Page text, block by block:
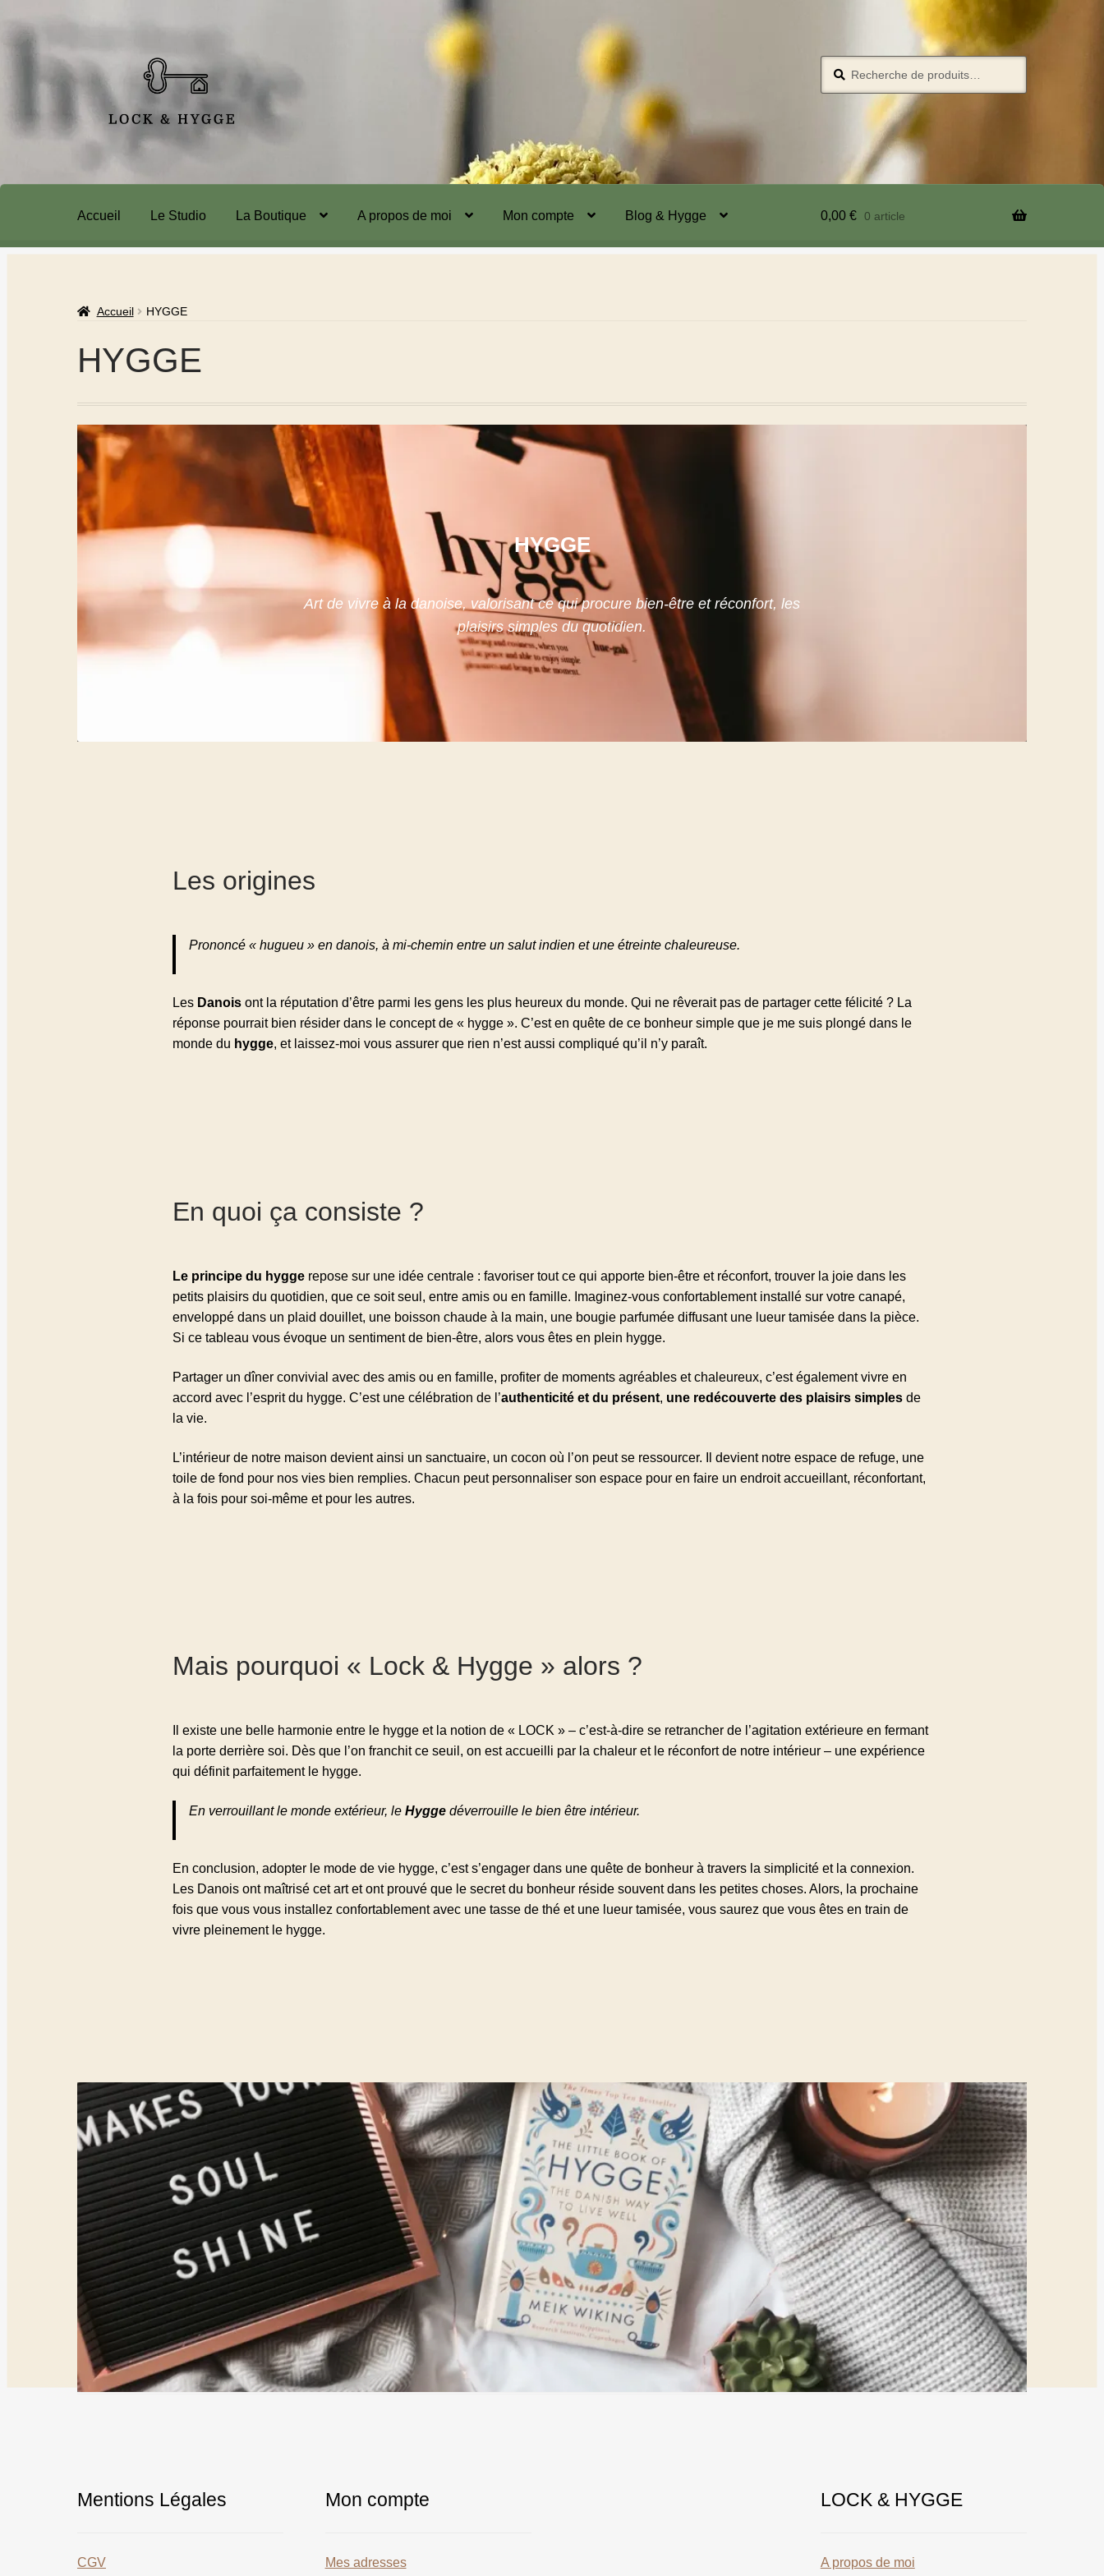
Accueil Le Studio La Boutique A propos de moi Mon compte Blog & Hygge 0,00 € 0 article
Accueil HYGGE
HYGGE
HYGGE
Art de vivre à la danoise, valorisant ce qui procure bien-être et réconfort, les
plaisirs simples du quotidien.
Les origines
Prononcé « hugueu» en danois, à mi-chemin entre un salut indien et une étreinte chaleureuse.
Les Danois ont la réputation d’être parmi les gens les plus heureux du monde. Qui ne rêverait pas de partager cette félicité ? La
réponse pourrait bien résider dans le concept de « hygge ». C’est en quête de ce bonheur simple que je me suis plongé dans le
monde du hygge, et laissez-moi vous assurer que rien n’est aussi compliqué qu’il n’y paraît.
En quoi ça consiste ?
Le principe du hyggerepose sur une idée centrale : favoriser tout ce qui apporte bien-être et réconfort, trouver la joie dans les
petits plaisirs du quotidien, que ce soit seul, entre amis ou en famille. Imaginez-vous confortablement installé sur votre canapé,
enveloppé dans un plaid douillet, une boisson chaude à la main, une bougie parfumée diffusant une lueur tamisée dans la pièce.
Si ce tableau vous évoque un sentiment de bien-être, alors vous êtes en plein hygge.
Partager un dîner convivial avec des amis ou en famille, profiter de moments agréables et chaleureux, c’est également vivre en
accord avec l’esprit du hygge. C’est une célébration de l’authenticité et du présent, une redécouverte des plaisirs simplesde
la vie.
L’intérieur de notre maison devient ainsi un sanctuaire, un cocon où l’on peut se ressourcer. Il devient notre espace de refuge, une
toile de fond pour nos vies bien remplies. Chacun peut personnaliser son espace pour en faire un endroit accueillant, réconfortant,
à la fois pour soi-même et pour les autres.
Mais pourquoi « Lock & Hygge » alors ?
Il existe une belle harmonie entre le hygge et la notion de « LOCK » – c’est-à-dire se retrancher de l’agitation extérieure en fermant
la porte derrière soi. Dès que l’on franchit ce seuil, on est accueilli par la chaleur et le réconfort de notre intérieur – une expérience
qui définit parfaitement le hygge.
En verrouillant le monde extérieur, le Hygge déverrouille le bien être intérieur.
En conclusion, adopter le mode de vie hygge, c’est s’engager dans une quête de bonheur à travers la simplicité et la connexion.
Les Danois ont maîtrisé cet art et ont prouvé que le secret du bonheur réside souvent dans les petites choses. Alors, la prochaine
fois que vous vous installez confortablement avec une tasse de thé et une lueur tamisée, vous saurez que vous êtes en train de
vivre pleinement le hygge.
Mentions Légales
CGV
Mon compte
Mes adresses
LOCK & HYGGE
A propos de moi